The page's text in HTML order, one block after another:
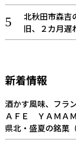
北秋田市森
旧、２カ月遅
新着情報
酒かす風味、フ
ＡＦＥ ＹＡＭＡ
県北・盛夏の銘菓（